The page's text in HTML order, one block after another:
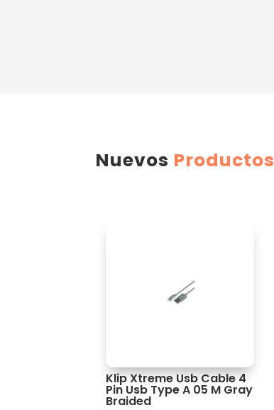
Nuevos Productos
Klip Xtreme Usb Cable 4
Pin Usb Type A 05 M Gray
Braided